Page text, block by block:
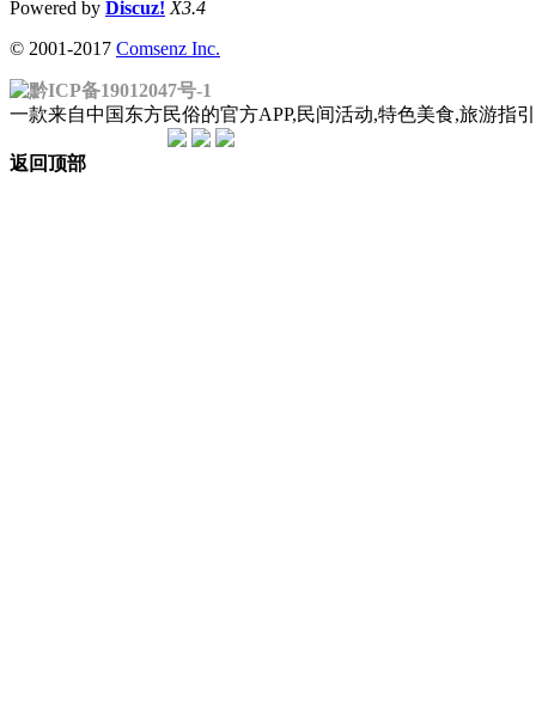
Powered by Discuz! X3.4
© 2001-2017 Comsenz Inc.
黔ICP备19012047号-1
一款来自中国东方民俗的官方APP,民间活动,特色美食,旅游
返回顶部